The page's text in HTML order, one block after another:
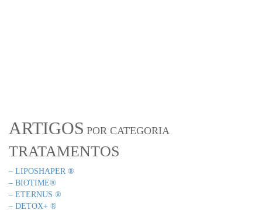
ARTIGOS POR CATEGORIA
TRATAMENTOS
– LIPOSHAPER ®
– BIOTIME®
– ETERNUS ®
– DETOX+ ®